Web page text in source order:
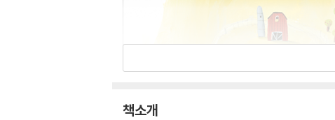
책소개